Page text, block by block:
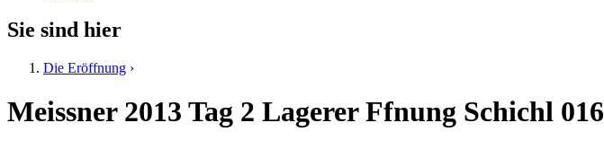
Sie sind hier
Die Eröffnung ›
Meissner 2013 Tag 2 Lagerer Ffnung Schichl 016